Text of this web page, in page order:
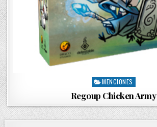
P
t
e
MENCIONES
Regoup Chicken Army